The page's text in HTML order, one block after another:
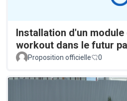
Installation d'un
workout dans le futur
Proposition officielle 0